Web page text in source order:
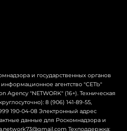
и государственных органов
агентство "СЕТЬ"
"NETWORK" (16+). Техническая
8 (906) 141-89-55,
190-04-08 Электронный адрес
данные для Роскомнадзора и
Техподдержка: